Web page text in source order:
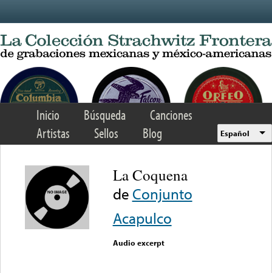
Inicio Búsqueda
Canciones
Artistas
Sellos Blog Español
La Coquena
de Conjunto
Acapulco
Audio excerpt